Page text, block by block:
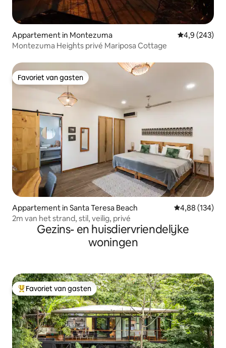
Appartement in Montezuma Gemiddelde
4,9 (243)
Montezuma Heights privé Mariposa Cottage
Favoriet van gasten
Favoriet van gasten
Appartement in Santa Teresa Beach Gemiddelde
4,88 (134)
2m van het strand, stil, veilig, privé
Gezins- en huisdiervriendelijke
woningen
Topfavoriet van gasten
Favoriet van gasten